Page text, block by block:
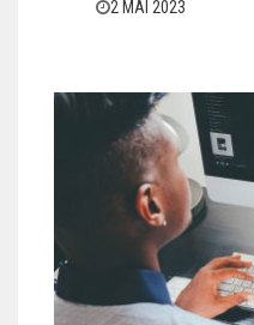
2 MAI 2023